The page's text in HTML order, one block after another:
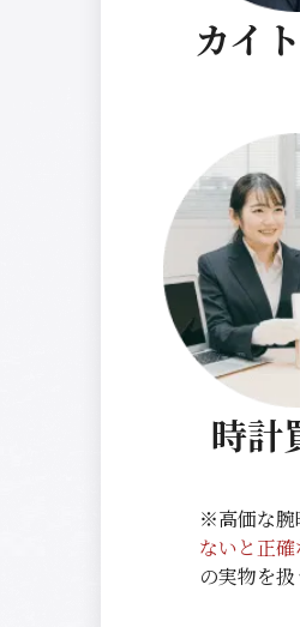
カイ
時計
※高価な腕
ないと正
の実物を扱